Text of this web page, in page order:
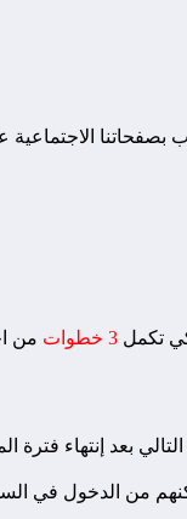
تكمل 3 خطوات
من
بعد إنتهاء فترة
من الدخول في